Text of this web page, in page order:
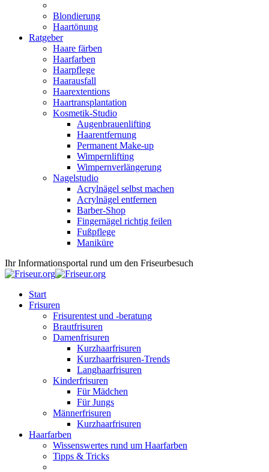
Blondierung
Haartönung
Ratgeber
Haare färben
Haarfarben
Haarpflege
Haarausfall
Haarextentions
Haartransplantation
Kosmetik-Studio
Augenbrauenlifting
Haarentfernung
Permanent Make-up
Wimpernlifting
Wimpernverlängerung
Nagelstudio
Acrylnägel selbst machen
Acrylnägel entfernen
Barber-Shop
Fingernägel richtig feilen
Fußpflege
Maniküre
Ihr Informationsportal rund um den Friseurbesuch
Start
Frisuren
Frisurentest und -beratung
Brautfrisuren
Damenfrisuren
Kurzhaarfrisuren
Kurzhaarfrisuren-Trends
Langhaarfrisuren
Kinderfrisuren
Für Mädchen
Für Jungs
Männerfrisuren
Kurzhaarfrisuren
Haarfarben
Wissenswertes rund um Haarfarben
Tipps & Tricks